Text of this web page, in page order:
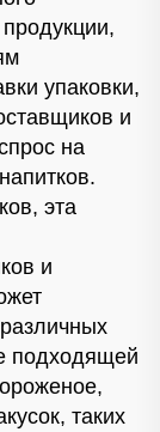
упаковки,
и
на
эта
и
подходящей
таких